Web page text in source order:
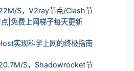
S，V2ray节点/Clash节
|免费上网梯子每天更新
实现科学上网的终极指南
S，Shadowrocket节